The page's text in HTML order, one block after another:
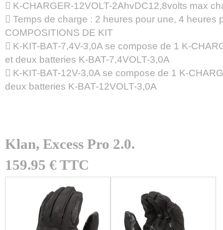
 K-CHARGER-12VOLT-2AhvDC12,8volts max
 Temps de charge : 2 heures pour une, 4 heures
COMPOSITIONS DE KIT
 K-KIT-BAT-7,4V-3,0A se compose de 1 K-
et deux batteries K-BAT-7,4VOLT-3,0A
 K-KIT-BAT-12V-3,0A se compose de 1 K-
deux batteries K-BAT-12VOLT-3,0A
Klan, Excess Pro 2.0.
159.95 € TTC